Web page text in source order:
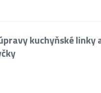
kuchyňské linky